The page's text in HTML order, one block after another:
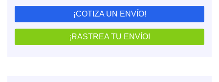
¡COTIZA UN ENVÍO!
¡RASTREA TU ENVÍO!